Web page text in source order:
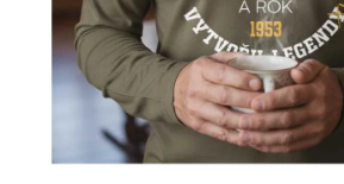
PROVIZNÍ SYSTÉM
Časté otázky
Doprava a platba
Obchodní podmínky
Zásady zpracování ochrany osobních údajů